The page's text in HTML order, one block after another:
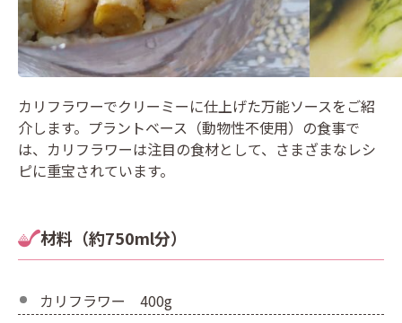
カリフラワーでクリーミーに仕上げた万能ソースをご紹
介します。プラントベース（動物性不使用）の食事で
は、カリフラワーは注目の食材として、さまざまなレシ
ピに重宝されています。
材料（約750ml分）
カリフラワー 400g